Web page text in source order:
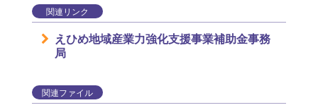
関連リンク
えひめ地域産業力強化支援事業補助金事務
局
関連ファイル